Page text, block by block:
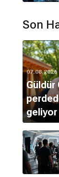
Son
07.08.2026
Güldür
geliyor